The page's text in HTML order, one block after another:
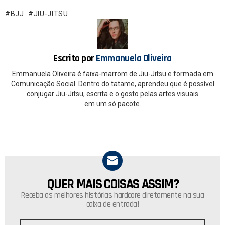
o
A
BJJ JIU-JITSU
Escrito porEmmanuela Oliveira
Emmanuela Oliveira é faixa-marrom de Jiu-Jitsu e formada em
Comunicação Social. Dentro do tatame, aprendeu que é possível
conjugar Jiu-Jitsu, escrita e o gosto pelas artes visuais
em um só pacote.
NEWSLETTER
QUER MAIS COISAS ASSIM?
Receba as melhores histórias hardcore diretamente na sua
caixa de entrada!